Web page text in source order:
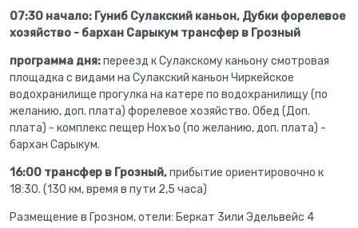
07:30 начало: Гуниб Сулакский каньон, Дубки форелевое
хозяйство - бархан Сарыкум трансфер в Грозный
программа дня:переезд к Сулакскому каньону смотровая
площадка с видами на Сулакский каньон Чиркейское
водохранилище прогулка на катере по водохранилищу (по
желанию, доп. плата) форелевое хозяйство. Обед (Доп.
плата) - комплекс пещер Нохъо (по желанию, доп. плата) -
бархан Сарыкум.
16:00 трансфер в Грозный,прибытие ориентировочно к
18:30. (130 км, время в пути 2,5 часа)
Размещение в Грозном, отели: Беркат 3или Эдельвейс 4